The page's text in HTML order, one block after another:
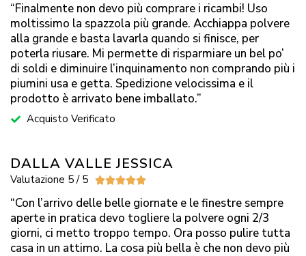
“Finalmente non devo più comprare i ricambi! Uso
moltissimo la spazzola più grande. Acchiappa polvere
alla grande e basta lavarla quando si finisce, per
poterla riusare. Mi permette di risparmiare un bel po’
di soldi e diminuire l’inquinamento non comprando più i
piumini usa e getta. Spedizione velocissima e il
prodotto è arrivato bene imballato.”
Acquisto Verificato
DALLA VALLE JESSICA
Valutazione 5 / 5 
“Con l’arrivo delle belle giornate e le finestre sempre
aperte in pratica devo togliere la polvere ogni 2/3
giorni, ci metto troppo tempo. Ora posso pulire tutta
casa in un attimo. La cosa più bella è che non devo più